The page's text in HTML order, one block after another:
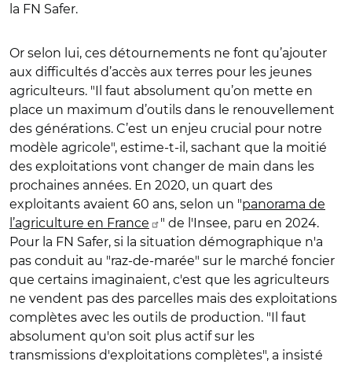
la FN Safer.
Or selon lui, ces détournements ne font qu’ajouter
aux difficultés d’accès aux terres pour les jeunes
agriculteurs. "Il faut absolument qu’on mette en
place un maximum d’outils dans le renouvellement
des générations. C’est un enjeu crucial pour notre
modèle agricole", estime-t-il, sachant que la moitié
des exploitations vont changer de main dans les
prochaines années. En 2020, un quart des
exploitants avaient 60 ans, selon un "panorama de
l’agriculture en France
" de l'Insee, paru en 2024.
Pour la FN Safer, si la situation démographique n'a
pas conduit au "raz-de-marée" sur le marché foncier
que certains imaginaient, c'est que les agriculteurs
ne vendent pas des parcelles mais des exploitations
complètes avec les outils de production. "Il faut
absolument qu'on soit plus actif sur les
transmissions d'exploitations complètes", a insisté